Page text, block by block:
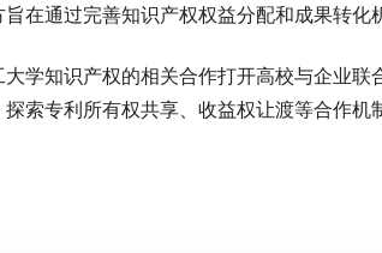
在通过完善知识产权权益分配和成果转化
学知识产权的相关合作打开高校与企业
索专利所有权共享、收益权让渡等合作